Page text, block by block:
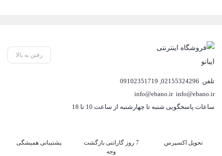
رفتن به بالا
تلفن 02155324296
,
09102351719
info@ebano.ir
info@ebano.ir
ساعات پاسخگویی شنبه تا چهارشنبه از ساعت 10 تا 18
تحویل اکسپرس
7 روز گارانتی بازگشت
وجه
پشتیبانی همیشگی